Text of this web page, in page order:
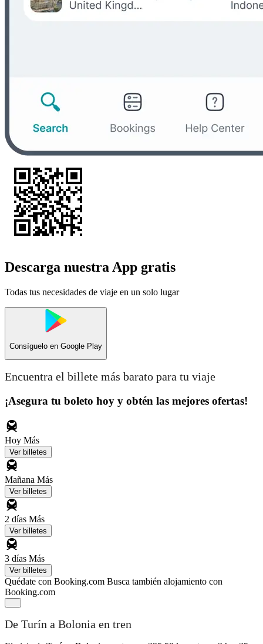
Descarga nuestra App gratis
Todas tus necesidades de viaje en un solo lugar
Consíguelo en Google Play
Encuentra el billete más barato para tu viaje
¡Asegura tu boleto hoy y obtén las mejores ofertas!
Hoy Más
Ver billetes
Mañana Más
Ver billetes
2 días Más
Ver billetes
3 días Más
Ver billetes
Quédate con Booking.com Busca también alojamiento con
Booking.com
De Turín a Bolonia en tren